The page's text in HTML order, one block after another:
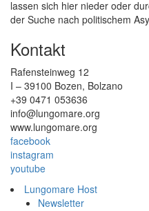
lassen sich hier nieder oder
der Suche nach politischem
Kontakt
Rafensteinweg 12
I – 39100 Bozen, Bolzano
+39 0471 053636
info@lungomare.org
www.lungomare.org
facebook
instagram
youtube
Lungomare Host
Newsletter